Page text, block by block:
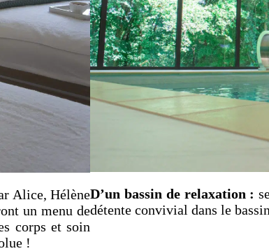
Alice, Hélène
un menu de
corps et soin
!
D’un bassin de relaxation :
détente convivial dans le